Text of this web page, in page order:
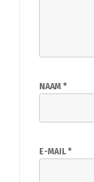
NAAM *
E-MAIL *